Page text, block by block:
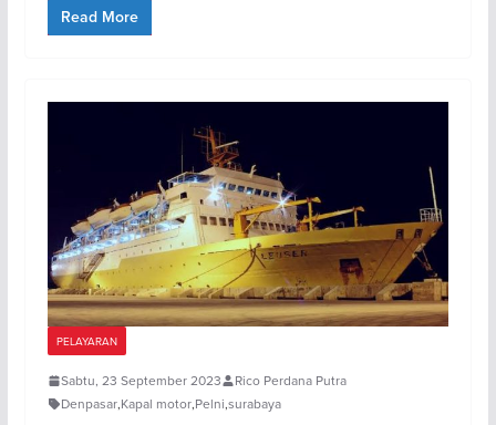
Read More
PELAYARAN
Sabtu, 23 September 2023
Rico Perdana Putra
Denpasar,Kapal motor,Pelni,surabaya